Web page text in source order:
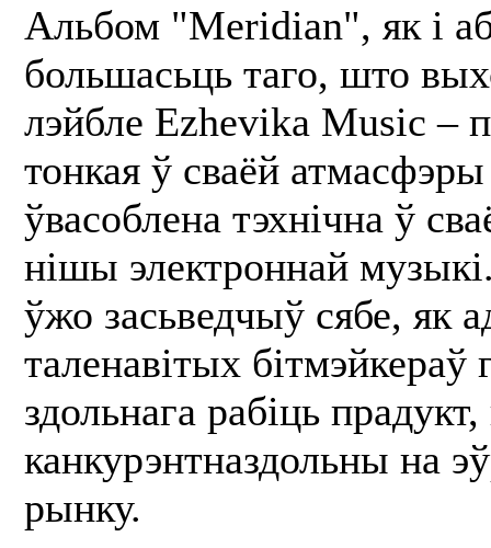
Альбом "Мeridian", як і
большасьць таго, што
лэйбле Ezhevika Music –
тонкая ў сваёй атмасфэры
ўвасоблена тэхнічна ў
нішы электроннай
ўжо засьведчыў сябе, як
таленавітых бітмэйкераў
здольнага рабіць
канкурэнтназдольны на
рынку.